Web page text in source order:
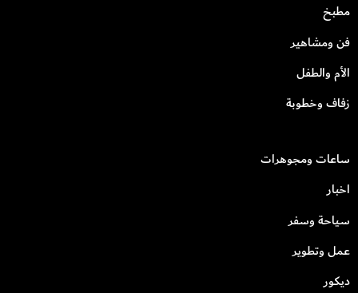
مطبخ
فن ومشاهير
الأم والطفل
زفاف وخطوبة
ساعات ومجوهرات
اخبار
سياحة وسفر
عمل وتطوير
ديكور